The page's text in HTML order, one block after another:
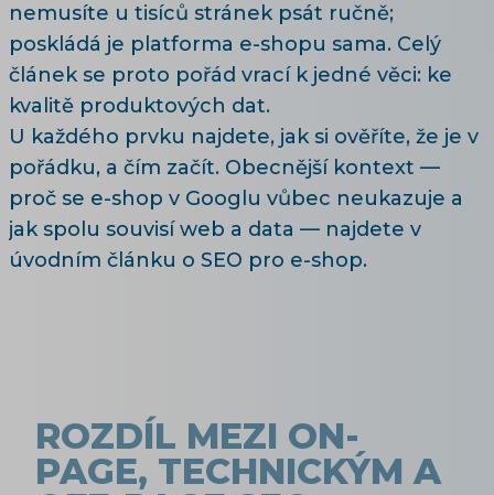
nemusíte u tisíců stránek psát ručně;
poskládá je platforma e-shopu sama. Celý
článek se proto pořád vrací k jedné věci: ke
kvalitě produktových dat.
U každého prvku najdete, jak si ověříte, že je v
pořádku, a čím začít. Obecnější kontext —
proč se e-shop v Googlu vůbec neukazuje a
jak spolu souvisí web a data — najdete v
úvodním článku o SEO pro e-shop.
ROZDÍL MEZI ON-
PAGE, TECHNICKÝM A